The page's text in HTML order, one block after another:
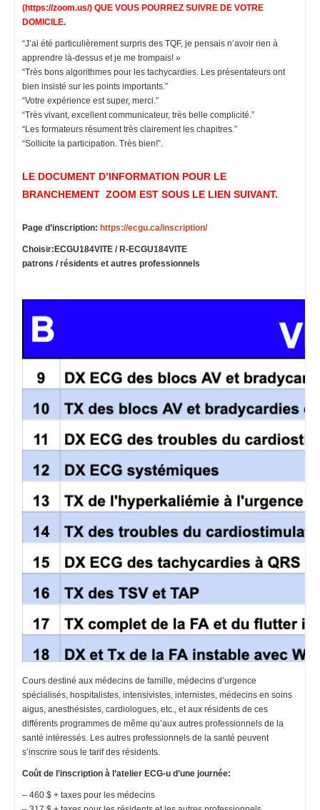
(https://zoom.us/) QUE VOUS POURREZ SUIVRE DE VOTRE
DOMICILE.
“J’ai été particulièrement surpris des TQF, je pensais n’avoir rien à
apprendre là-dessus et je me trompais! »
“Très bons algorithmes pour les tachycardies. Les présentateurs ont
bien insisté sur les points importants.”
“Votre expérience est super, merci.”
“Très vivant, excellent communicateur, très belle complicité.”
“Les formateurs résument très clairement les chapitres.”
“Sollicite la participation. Très bien!”.
LE DOCUMENT D’INFORMATION POUR LE
BRANCHEMENT ZOOM EST SOUS LE LIEN SUIVANT.
Page d’inscription: https://ecgu.ca/inscription/
Choisir:ECGU184VITE / R-ECGU184VITE
patrons / résidents et autres professionnels
Cours destiné aux médecins de famille, médecins d’urgence
spécialisés, hospitalistes, intensivistes, internistes, médecins en soins
aigus, anesthésistes, cardiologues, etc., et aux résidents de ces
différents programmes de même qu’aux autres professionnels de la
santé intéressés. Les autres professionnels de la santé peuvent
s’inscrire sous le tarif des résidents.
Coût de l’inscription à l’atelier ECG-u d’une journée:
– 460 $ + taxes pour les médecins